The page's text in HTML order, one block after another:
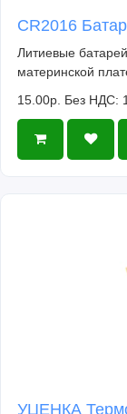
CR2016
Литиевые
материнской
15.00р. Без НДС:
УЦЕНКА